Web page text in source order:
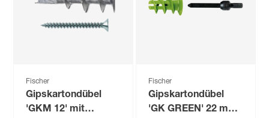
Fischer
Gipskartondübel
'GKM 12' mit
Fischer
Gipskartondübel
'GK GREEN' 22 mm